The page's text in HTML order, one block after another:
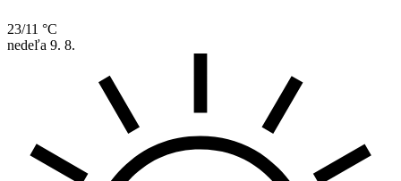
23/11 °C
nedeľa 9. 8.